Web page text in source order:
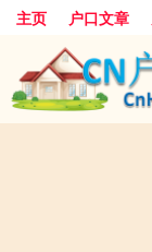
主页 户口文章